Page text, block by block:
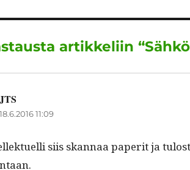
b
o
k
r
artikkeliin
JTS
18.6.2016 11:09
siis skan­naa paper­it ja